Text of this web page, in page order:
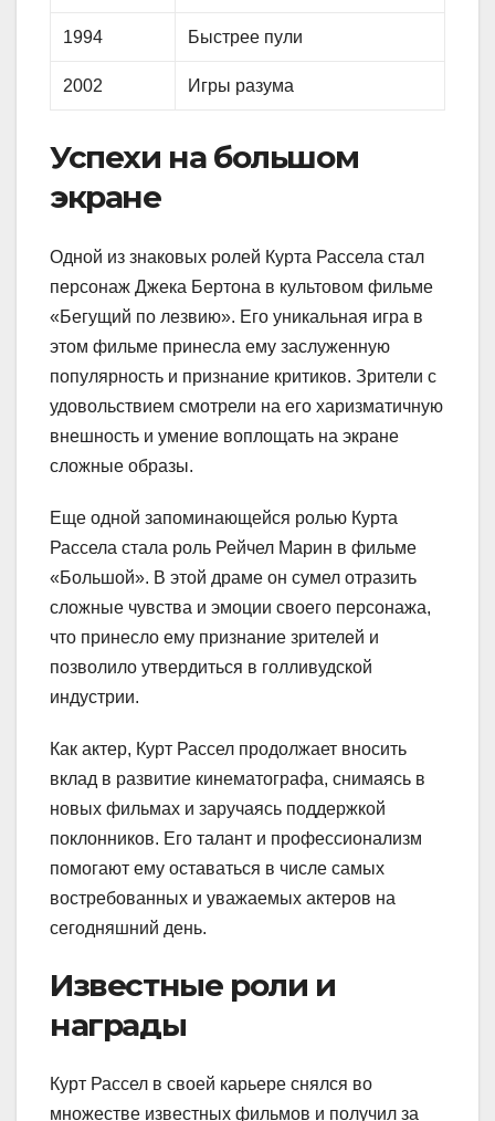
1994 Быстрее пули
2002 Игры разума
Успехи на большом
экране
Одной из знаковых ролей Курта Рассела стал
персонаж Джека Бертона в культовом фильме
«Бегущий по лезвию». Его уникальная игра в
этом фильме принесла ему заслуженную
популярность и признание критиков. Зрители с
удовольствием смотрели на его харизматичную
внешность и умение воплощать на экране
сложные образы.
Еще одной запоминающейся ролью Курта
Рассела стала роль Рейчел Марин в фильме
«Большой». В этой драме он сумел отразить
сложные чувства и эмоции своего персонажа,
что принесло ему признание зрителей и
позволило утвердиться в голливудской
индустрии.
Как актер, Курт Рассел продолжает вносить
вклад в развитие кинематографа, снимаясь в
новых фильмах и заручаясь поддержкой
поклонников. Его талант и профессионализм
помогают ему оставаться в числе самых
востребованных и уважаемых актеров на
сегодняшний день.
Известные роли и
награды
Курт Рассел в своей карьере снялся во
множестве известных фильмов и получил за